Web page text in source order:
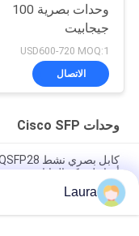
وحدات بصرية 100
جيجابيت
USD600-720 MOQ:1
الاتصال
وحدات Cisco SFP
أمتار لمركز البيانات
عامل الشكل SFP28
Laura